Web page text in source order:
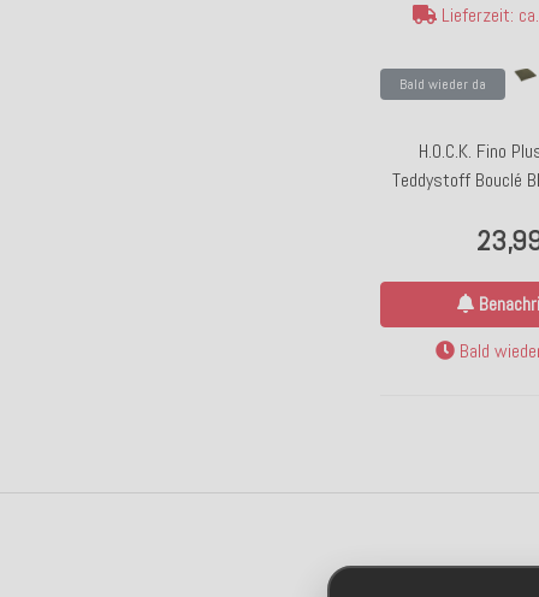
Lieferzeit:
Bald wieder da
H.O.C.K. Fino
Teddystoff Bouclé
Bald